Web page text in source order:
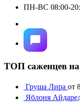
ПН-ВС 08:00-
ТОП саженцев на
Груша Лира от
Яблоня